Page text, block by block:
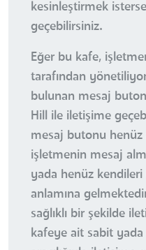
kesinleştirmek
geçebilirsiniz.
Eğer bu kafe,
tarafından
bulunan mesaj
Hill ile iletişime
mesaj butonu
işletmenin mesaj
yada henüz
anlamına
sağlıklı bir şekilde
kafeye ait sabit